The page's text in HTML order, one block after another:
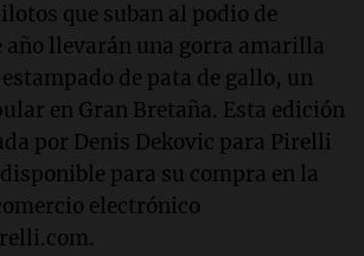
que suban al podio de
año llevarán una gorra amarilla
de pata de gallo, un
en Gran Bretaña. Esta edición
por Denis Dekovic para Pirelli
para su compra en la
electrónico